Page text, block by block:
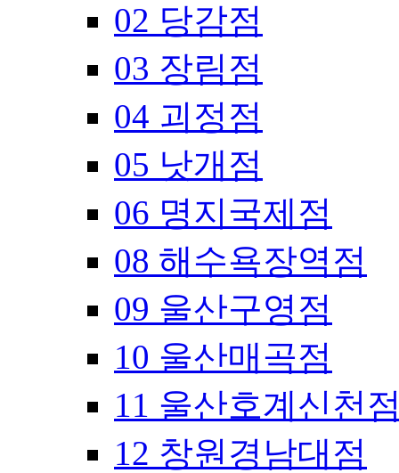
02 당감점
03 장림점
04 괴정점
05 낫개점
06 명지국제점
08 해수욕장역점
09 울산구영점
10 울산매곡점
11 울산호계신천
12 창원경남대점